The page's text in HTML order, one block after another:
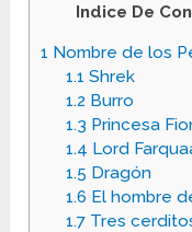
Indice De
1 Nombre de los
1.1 Shrek
1.2 Burro
1.3 Princesa
1.4 Lord
1.5 Dragón
1.6 El hombre
1.7Tres